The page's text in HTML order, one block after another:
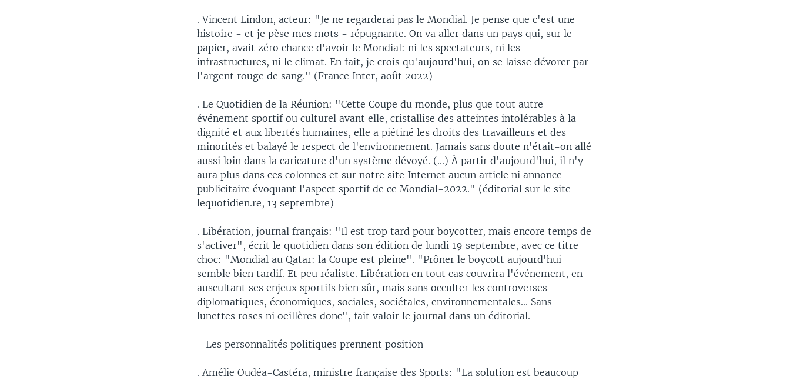
. Vincent Lindon, acteur: "Je ne regarderai pas le Mondial. Je pense que c'est une
histoire - et je pèse mes mots - répugnante. On va aller dans un pays qui, sur le
papier, avait zéro chance d'avoir le Mondial: ni les spectateurs, ni les
infrastructures, ni le climat. En fait, je crois qu'aujourd'hui, on se laisse dévorer par
l'argent rouge de sang." (France Inter, août 2022)
. Le Quotidien de la Réunion: "Cette Coupe du monde, plus que tout autre
événement sportif ou culturel avant elle, cristallise des atteintes intolérables à la
dignité et aux libertés humaines, elle a piétiné les droits des travailleurs et des
minorités et balayé le respect de l'environnement. Jamais sans doute n'était-on allé
aussi loin dans la caricature d'un système dévoyé. (...) À partir d'aujourd'hui, il n'y
aura plus dans ces colonnes et sur notre site Internet aucun article ni annonce
publicitaire évoquant l'aspect sportif de ce Mondial-2022." (éditorial sur le site
lequotidien.re, 13 septembre)
. Libération, journal français: "Il est trop tard pour boycotter, mais encore temps de
s'activer", écrit le quotidien dans son édition de lundi 19 septembre, avec ce titre-
choc: "Mondial au Qatar: la Coupe est pleine". "Prôner le boycott aujourd'hui
semble bien tardif. Et peu réaliste. Libération en tout cas couvrira l'événement, en
auscultant ses enjeux sportifs bien sûr, mais sans occulter les controverses
diplomatiques, économiques, sociales, sociétales, environnementales... Sans
lunettes roses ni oeillères donc", fait valoir le journal dans un éditorial.
- Les personnalités politiques prennent position -
. Amélie Oudéa-Castéra, ministre française des Sports: "La solution est beaucoup